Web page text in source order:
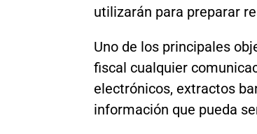
utilizarán para preparar
Uno de los principales
fiscal cualquier
electrónicos, extractos
información que pueda